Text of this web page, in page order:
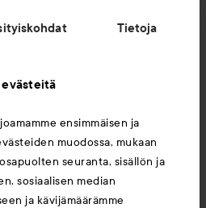
Tietoja
ensimmäisen ja
muodossa, mukaan
seuranta, sisällön ja
sosiaalisen median
ja kävijämäärämme